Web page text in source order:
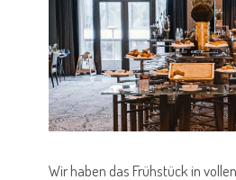
Wir haben das Frühstück in